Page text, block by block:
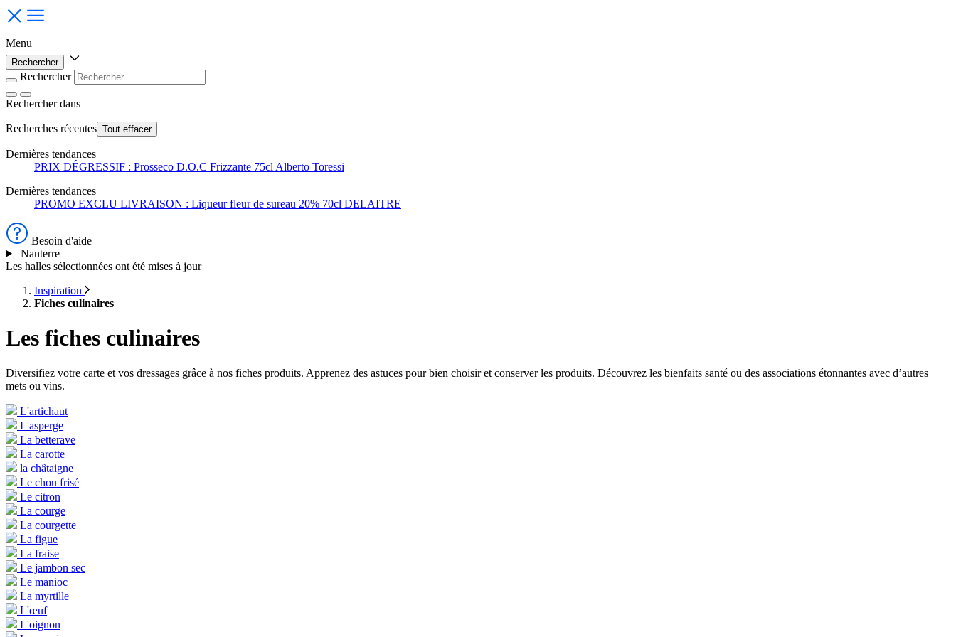
Menu
Rechercher
Rechercher
Rechercher dans
Recherches récentes Tout effacer
Dernières tendances
PRIX DÉGRESSIF : Prosseco D.O.C Frizzante 75cl Alberto Toressi
Dernières tendances
PROMO EXCLU LIVRAISON : Liqueur fleur de sureau 20% 70cl DELAITRE
Besoin d'aide
Nanterre
Les halles sélectionnées ont été mises à jour
Inspiration
Fiches culinaires
Les fiches culinaires
Diversifiez votre carte et vos dressages grâce à nos fiches produits. Apprenez des astuces pour bien choisir et conserver les produits. Découvrez les bienfaits santé ou des associations étonnantes avec d’autres
mets ou vins.
L'artichaut
L'asperge
La betterave
La carotte
la châtaigne
Le chou frisé
Le citron
La courge
La courgette
La figue
La fraise
Le jambon sec
Le manioc
La myrtille
L'œuf
L'oignon